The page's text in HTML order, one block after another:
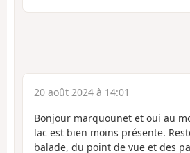
20 août 2024 à 14:01
Bonjour marquounet et oui au
lac est bien moins présente.
balade, du point de vue et des